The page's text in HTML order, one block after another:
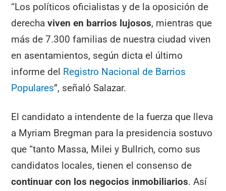
“Los políticos oficialistas y de la oposición de
derechaviven en barrios lujosos, mientras que
más de 7.300 familias de nuestra ciudad viven
en asentamientos, según dicta el último
informe del Registro Nacional de Barrios
Populares”, señaló Salazar.
El candidato a intendente de la fuerza que lleva
a Myriam Bregman para la presidencia sostuvo
que “tanto Massa, Milei y Bullrich, como sus
candidatos locales, tienen el consenso de
continuar con los negocios inmobiliarios. Así